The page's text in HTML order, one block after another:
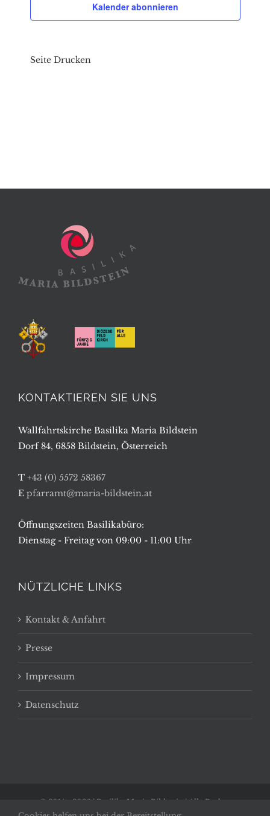
Kalender abonnieren
Seite Drucken
KONTAKTIEREN SIE UNS
Wallfahrtskirche Basilika Maria Bildstein
Dorf 84, 6858 Bildstein, Österreich
T +43 (0) 5572 58367
E pfarramt@maria-bildstein.at
Öffnungszeiten Basilikabüro:
Dienstag - Freitag von 09:00 - 11:00 Uhr
NÜTZLICHE LINKS
Kontakt & Anfahrt
Presse
Impressum
Datenschutz
© 2014 - 2026 | Basilika Maria Bildstein | Alle Rechte